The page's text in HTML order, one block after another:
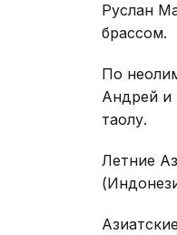
Руслан
брассом.
По
Андрей и
таолу.
Летние